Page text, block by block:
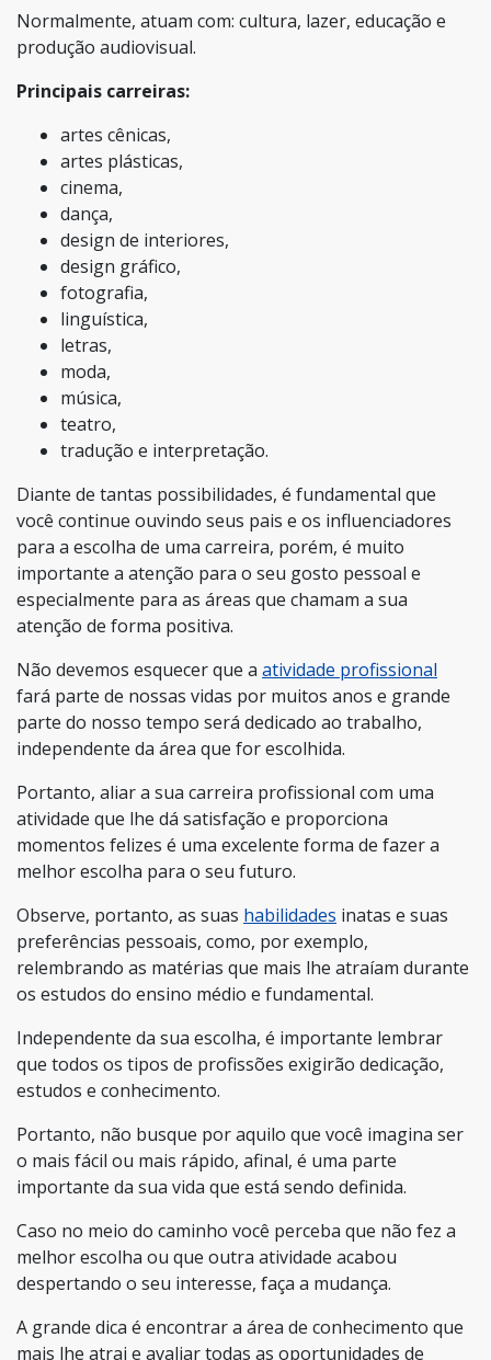
Normalmente, atuam com: cultura, lazer, educação e
produção audiovisual.
Principais carreiras:
artes cênicas,
artes plásticas,
cinema,
dança,
design de interiores,
design gráfico,
fotografia,
linguística,
letras,
moda,
música,
teatro,
tradução e interpretação.
Diante de tantas possibilidades, é fundamental que
você continue ouvindo seus pais e os influenciadores
para a escolha de uma carreira, porém, é muito
importante a atenção para o seu gosto pessoal e
especialmente para as áreas que chamam a sua
atenção de forma positiva.
Não devemos esquecer que a atividade profissional
fará parte de nossas vidas por muitos anos e grande
parte do nosso tempo será dedicado ao trabalho,
independente da área que for escolhida.
Portanto, aliar a sua carreira profissional com uma
atividade que lhe dá satisfação e proporciona
momentos felizes é uma excelente forma de fazer a
melhor escolha para o seu futuro.
Observe, portanto, as suas habilidades inatas e suas
preferências pessoais, como, por exemplo,
relembrando as matérias que mais lhe atraíam durante
os estudos do ensino médio e fundamental.
Independente da sua escolha, é importante lembrar
que todos os tipos de profissões exigirão dedicação,
estudos e conhecimento.
Portanto, não busque por aquilo que você imagina ser
o mais fácil ou mais rápido, afinal, é uma parte
importante da sua vida que está sendo definida.
Caso no meio do caminho você perceba que não fez a
melhor escolha ou que outra atividade acabou
despertando o seu interesse, faça a mudança.
A grande dica é encontrar a área de conhecimento que
mais lhe atrai e avaliar todas as oportunidades de